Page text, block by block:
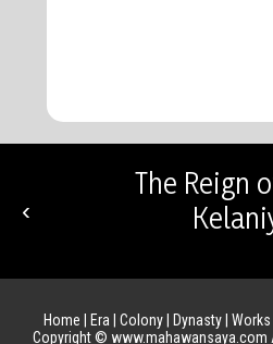
The Reign
‹
Home Era Colony| Dynasty| Works
Copyright © www.mahawansaya.com